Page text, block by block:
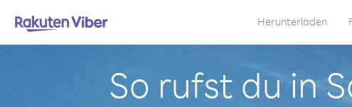
Herunterladen
So rufst du in